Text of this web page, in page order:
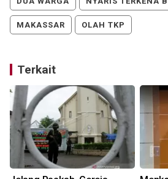
MAKASSAR OLAH TKP
Terkait